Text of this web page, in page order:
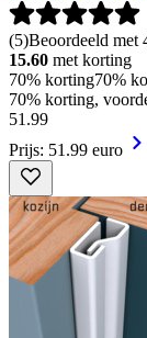
(5)Beoordeeld met
15.60 met korting
70% korting70%
70% korting,
51 .99
Prijs: 51.99 euro